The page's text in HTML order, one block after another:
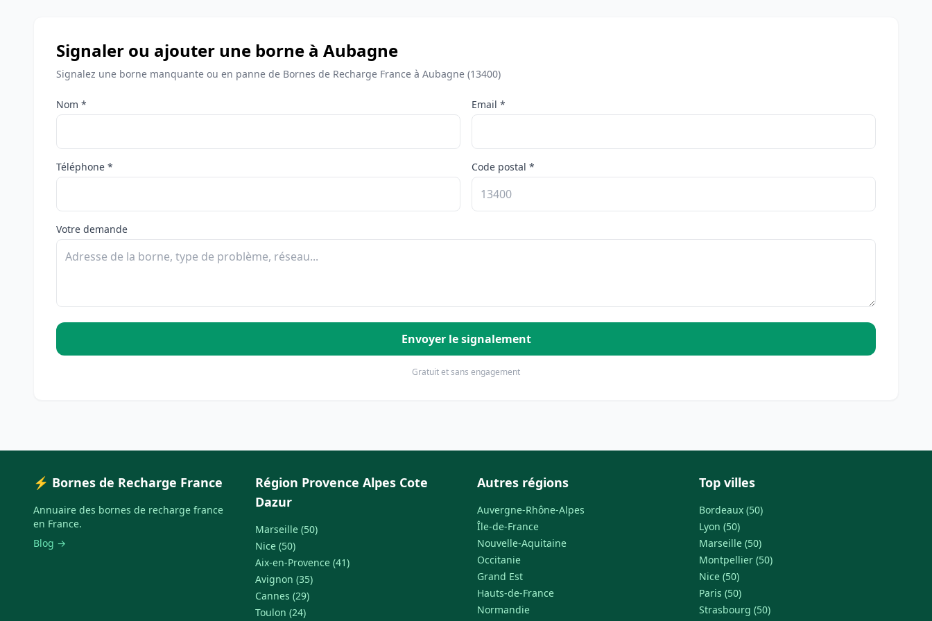
Signaler ou ajouter une borne à Aubagne
Signalez une borne manquante ou en panne de Bornes de Recharge France à Aubagne (13400)
Nom * Email *
Téléphone * Code postal *
Votre demande
Envoyer le signalement
Gratuit et sans engagement
⚡ Bornes de Recharge France
Annuaire des bornes de recharge france
en France.
Blog →
Région Provence Alpes Cote
Dazur
Marseille (50)
Nice (50)
Aix-en-Provence (41)
Avignon (35)
Cannes (29)
Toulon (24)
Autres régions
Auvergne-Rhône-Alpes
Île-de-France
Nouvelle-Aquitaine
Occitanie
Grand Est
Hauts-de-France
Normandie
Top villes
Bordeaux (50)
Lyon (50)
Marseille (50)
Montpellier (50)
Nice (50)
Paris (50)
Strasbourg (50)